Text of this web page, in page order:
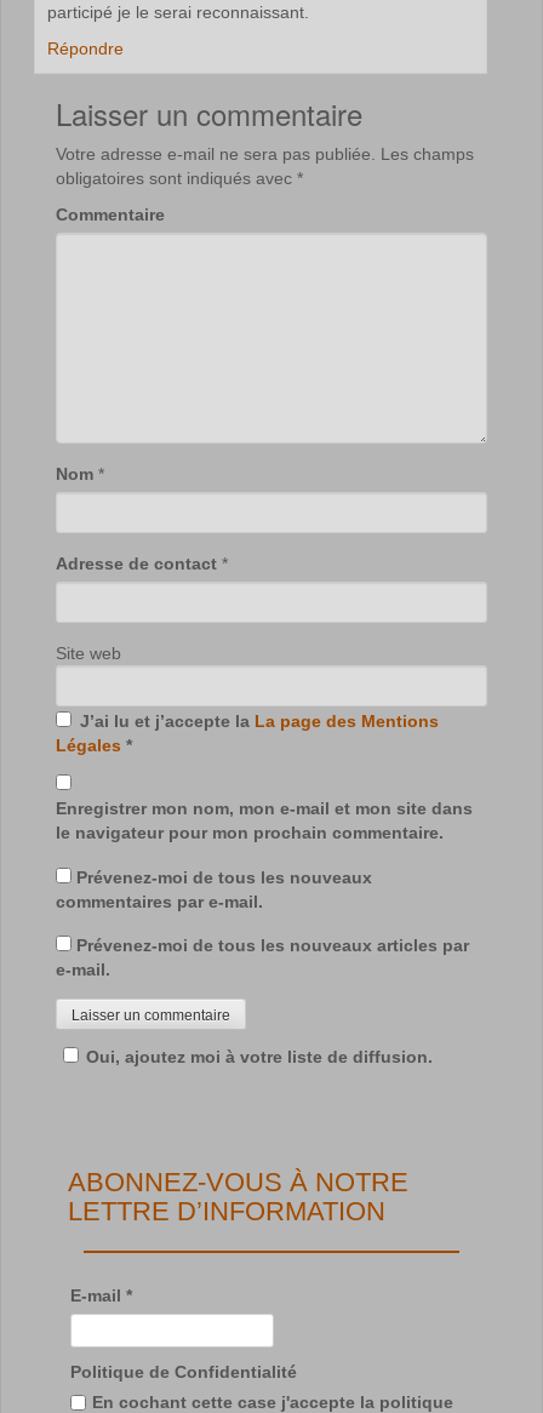
participé je le serai reconnaissant.
Répondre
Laisser un commentaire
Votre adresse e-mail ne sera pas publiée.
Les champs
obligatoires sont indiqués avec *
Commentaire
Nom *
Adresse de contact *
Site web
J’ai lu et j’accepte la La page des Mentions
Légales *
Enregistrer mon nom, mon e-mail et mon site dans
le navigateur pour mon prochain commentaire.
Prévenez-moi de tous les nouveaux
commentaires par e-mail.
Prévenez-moi de tous les nouveaux articles par
e-mail.
Oui, ajoutez moi à votre liste de diffusion.
ABONNEZ-VOUS À NOTRE
LETTRE D’INFORMATION
E-mail *
Politique de Confidentialité
En cochant cette case j'accepte la politique